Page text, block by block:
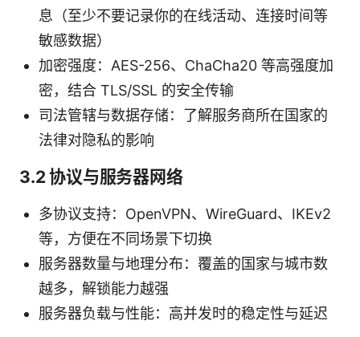
息（至少不要记录你的在线活动、连接时间等
敏感数据）
加密强度：AES-256、ChaCha20 等高强度加
密，结合 TLS/SSL 的安全传输
司法管辖与数据存储：了解服务商所在国家的
法律对隐私的影响
3.2 协议与服务器网络
多协议支持：OpenVPN、WireGuard、IKEv2
等，方便在不同场景下切换
服务器数量与地理分布：覆盖的国家与城市数
越多，解锁能力越强
服务器负载与性能：高并发时的稳定性与延迟